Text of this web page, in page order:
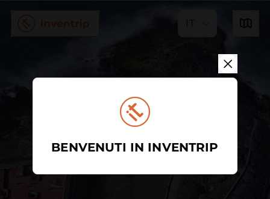
IT
BENVENUTI IN INVENTRIP